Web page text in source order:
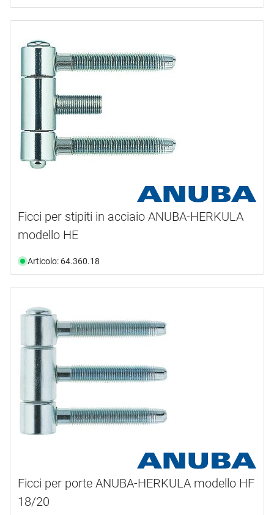
Ficci per stipiti in acciaio ANUBA-HERKULA
modello HE
Articolo: 64.360.18
Ficci per porte ANUBA-HERKULA modello HF
18/20